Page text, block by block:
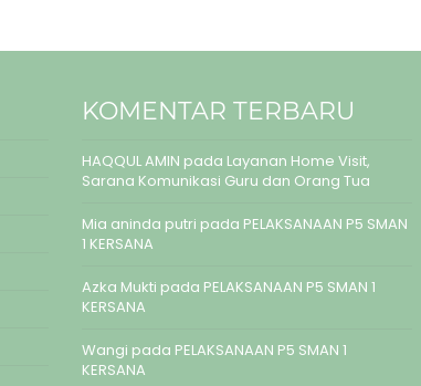
KOMENTAR TERBARU
HAQQUL AMIN pada Layanan Home Visit,
Sarana Komunikasi Guru dan Orang Tua
Mia aninda putri pada PELAKSANAAN P5 SMAN
1 KERSANA
Azka Mukti pada PELAKSANAAN P5 SMAN 1
KERSANA
Wangi pada PELAKSANAAN P5 SMAN 1
KERSANA